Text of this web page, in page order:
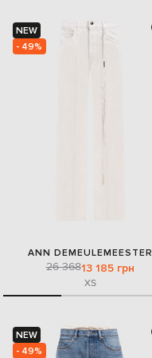
NEW
- 49%
ANN DEMEULEMEESTER
26 36813 185 грн
XS
NEW
- 49%